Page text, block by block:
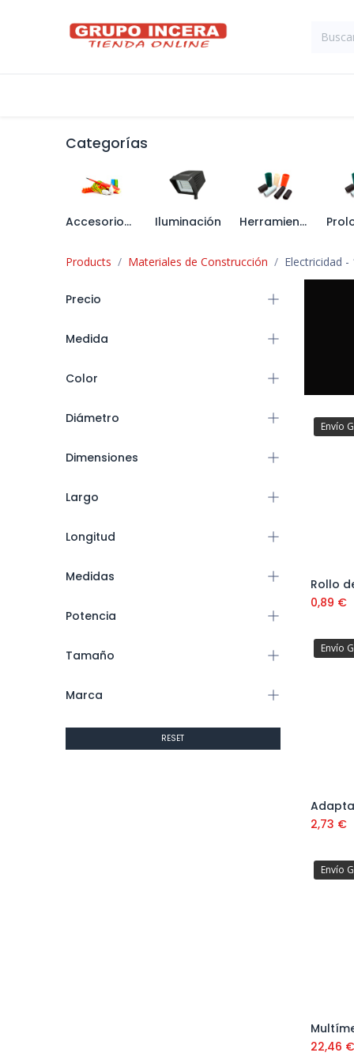
Categorías
Accesorios de Conexión Iluminación Herramienta de Electricista
Products Materiales de Construcción Electricidad -
Precio
Medida
Color
Diámetro
Dimensiones
Largo
Longitud
Medidas
Potencia
Tamaño
Marca
RESET
Envío
Rollo
0,89 €
Envío
2,73 €
Envío
22,46 €